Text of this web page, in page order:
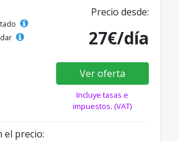
Precio desde:
27€/día
Ver oferta
Incluye tasas e
impuestos. (VAT)
el precio: